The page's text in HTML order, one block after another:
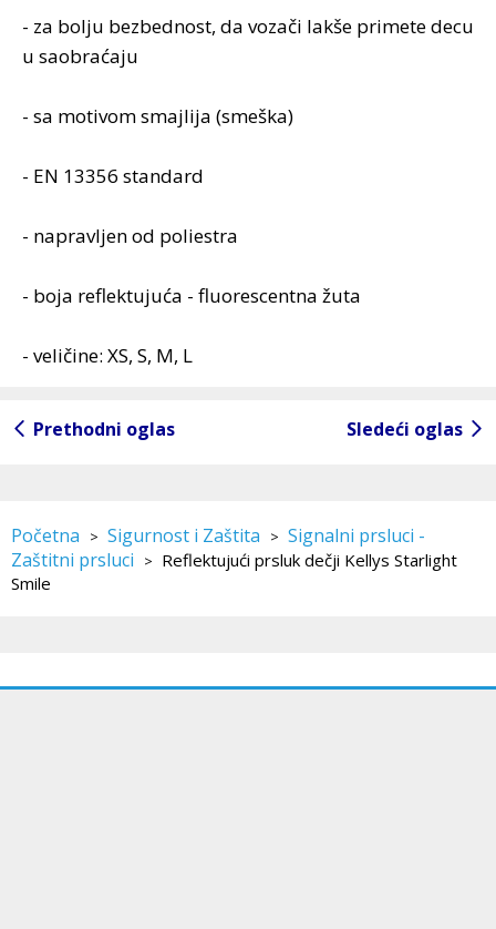
- za bolju bezbednost, da vozači lakše primete decu
u saobraćaju
- sa motivom smajlija (smeška)
- EN 13356 standard
- napravljen od poliestra
- boja reflektujuća - fluorescentna žuta
- veličine: XS, S, M, L
Prethodni oglas Sledeći oglas
Početna > Sigurnost i Zaštita > Signalni prsluci -
Zaštitni prsluci
> Reflektujući prsluk dečji Kellys Starlight
Smile